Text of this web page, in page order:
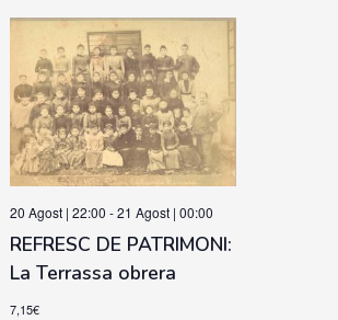
20 Agost | 22:00 -21 Agost | 00:00
REFRESC DE PATRIMONI:
La Terrassa obrera
7,15€